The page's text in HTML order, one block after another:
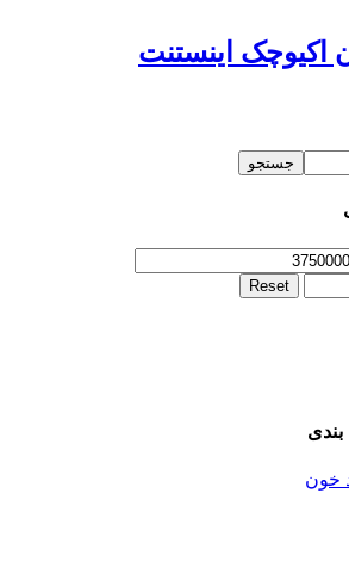
اکیوچک اینستنت
جستجو
Reset
خون